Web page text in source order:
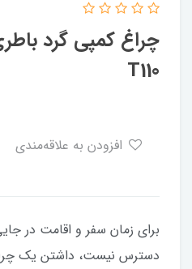
چراغ کمپی گرد
T110
برای زمان سفر و اقامت در
دسترس نیست، داشتن یک